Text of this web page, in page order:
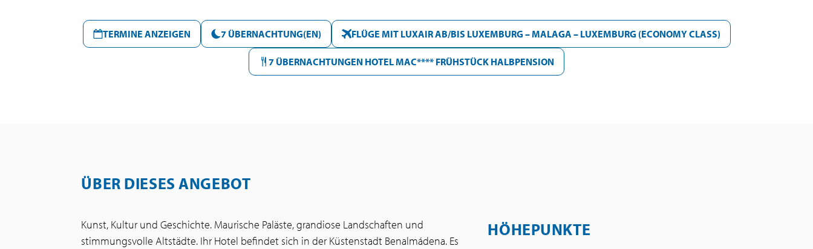
TERMINE ANZEIGEN 7 ÜBERNACHTUNG(EN) FLÜGE MIT LUXAIR AB/BIS LUXEMBURG – MALAGA – LUXEMBURG (ECONOMY CLASS)
7 ÜBERNACHTUNGEN HOTEL MAC**** FRÜHSTÜCK HALBPENSION
ÜBER DIESES ANGEBOT
Kunst, Kultur und Geschichte. Maurische Paläste, grandiose Landschaften und
stimmungsvolle Altstädte. Ihr Hotel befindet sich in der Küstenstadt Benalmádena. Es
HÖHEPUNKTE